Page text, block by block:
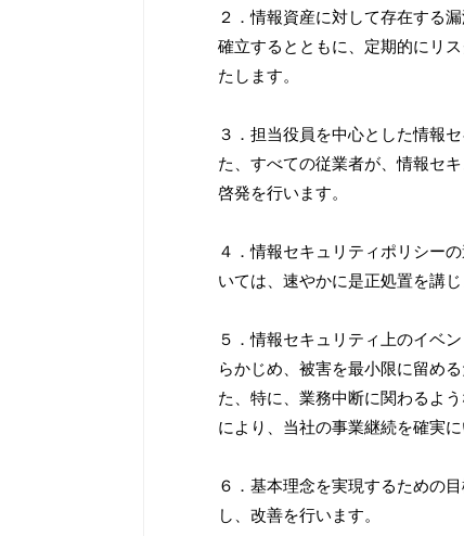
２．情報資産に対して存在する
確立するとともに、定期的にリ
たします。
３．担当役員を中心とした情報
た、すべての従業者が、情報セ
啓発を行います。
４．情報セキュリティポリシー
いては、速やかに是正処置を講じ
５．情報セキュリティ上のイベ
らかじめ、被害を最小限に留め
た、特に、業務中断に関わるよ
により、当社の事業継続を確実に
６．基本理念を実現するための
し、改善を行います。